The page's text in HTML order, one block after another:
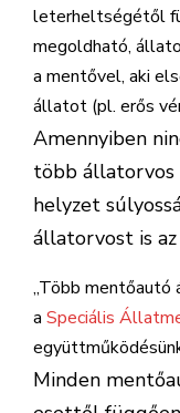
leterheltségétől
megoldható,
a mentővel, aki
állatot (pl. erős
Amennyiben
több állatorvos
helyzet
állatorvost is
„Több mentőautó
a Speciális
Minden